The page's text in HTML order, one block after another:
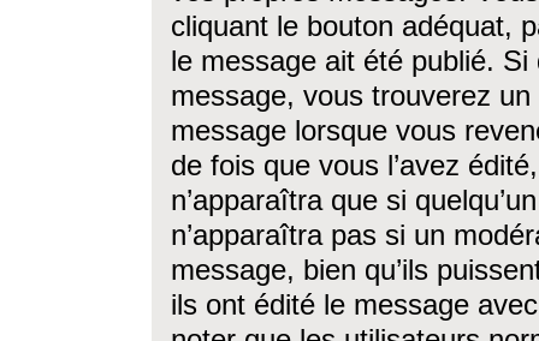
cliquant le bouton adéquat,
le message ait été publié. Si
message, vous trouverez
message lorsque vous
de fois que vous l’avez
n’apparaîtra que si
n’apparaîtra pas si un
message, bien qu’ils
ils ont édité le message